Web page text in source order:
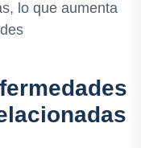
lo que aumenta